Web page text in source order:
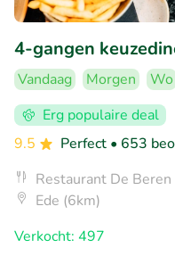
4-gangen
Vandaag Morgen Wo
Erg populaire deal
9.5
Perfect • 653
Restaurant De Beren
Ede (6km)
Verkocht: 497